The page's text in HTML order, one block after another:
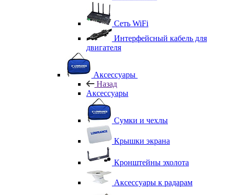
Сеть WiFi
Интерфейсный кабель для
двигателя
Аксессуары
Назад
Аксессуары
Сумки и чехлы
Крышки экрана
Кронштейны эхолота
Аксессуары к радарам